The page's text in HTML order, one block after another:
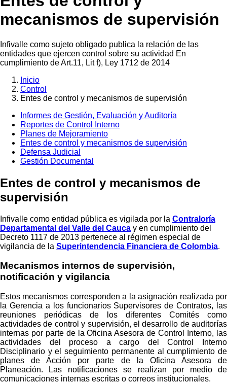
mecanismos de supervisión
Infivalle como sujeto obligado publica la relación de las
entidades que ejercen control sobre su actividad En
cumplimiento de Art.11, Lit f), Ley 1712 de 2014
Sobrescribir
de
ayuda
navegación
Inicio
Control
Entes de control y mecanismos de supervisión
Informes de Gestión, Evaluación y Auditoría
Reportes de Control Interno
Planes de Mejoramiento
Entes de control y mecanismos de supervisión
Defensa Judicial
Gestión Documental
Entes de control y mecanismos de
supervisión
Infivalle como entidad pública es vigilada por la Contraloría
Departamental del Valle del Cauca y en cumplimiento del
Decreto 1117 de 2013 pertenece al régimen especial de
vigilancia de la Superintendencia Financiera de Colombia.
Mecanismos internos de supervisión,
notificación y vigilancia
Estos mecanismos corresponden a la asignación realizada por
la Gerencia a los funcionarios Supervisores de Contratos, las
reuniones periódicas de los diferentes Comités como
actividades de control y supervisión, el desarrollo de auditorías
internas por parte de la Oficina Asesora de Control Interno, las
actividades del proceso a cargo del Control Interno
Disciplinario y el seguimiento permanente al cumplimiento de
planes de Acción por parte de la Oficina Asesora de
Planeación. Las notificaciones se realizan por medio de
comunicaciones internas escritas o correos institucionales.